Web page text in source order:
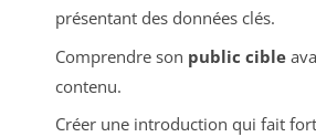
présentant des données clés.
Comprendre son public cible
contenu.
Créer une introduction qui fait